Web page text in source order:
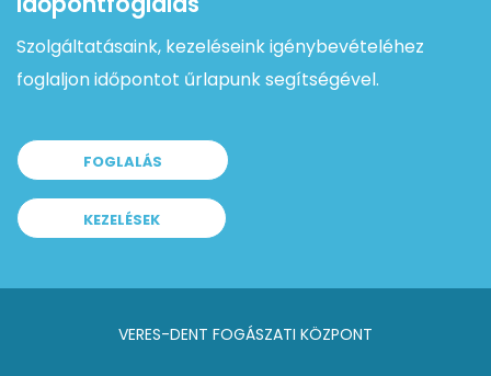
Szolgáltatásaink, kezeléseink igénybevételéhez
foglaljon időpontot űrlapunk segítségével.
FOGLALÁS
KEZELÉSEK
VERES-DENT FOGÁSZATI KÖZPONT